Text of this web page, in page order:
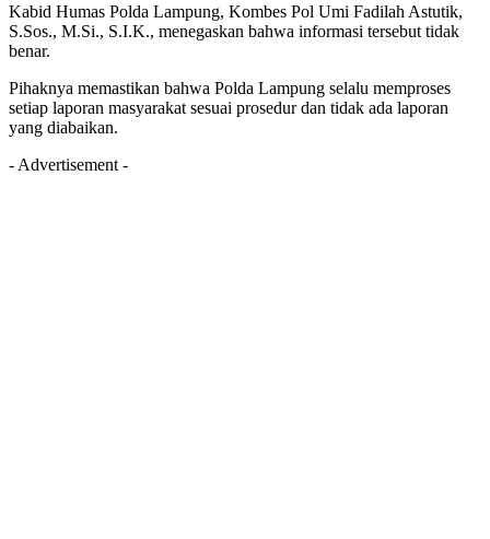
Kabid Humas Polda Lampung, Kombes Pol Umi Fadilah Astutik,
S.Sos., M.Si., S.I.K., menegaskan bahwa informasi tersebut tidak
benar.
Pihaknya memastikan bahwa Polda Lampung selalu memproses
setiap laporan masyarakat sesuai prosedur dan tidak ada laporan
yang diabaikan.
- Advertisement -